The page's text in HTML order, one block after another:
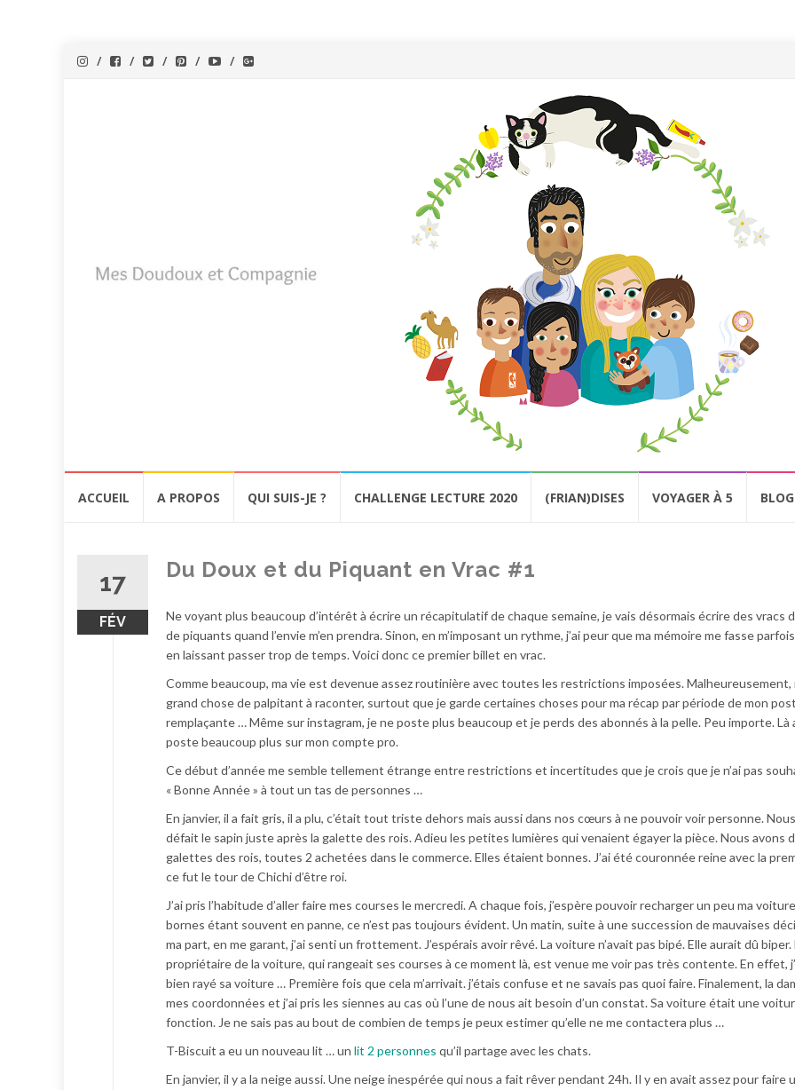
ACCUEIL A PROPOS QUI SUIS-JE ? CHALLENGE LECTURE 2020 (FRIAN)DISES VOYAGER À 5
17
FÉV
Du Doux et du Piquant en Vrac #1
Ne voyant plus beaucoup d’intérêt à écrire un récapitulatif de chaque semaine, je vais désormais écrire des vracs
de piquants quand l’envie m’en prendra. Sinon, en m’imposant un rythme, j’ai peur que ma mémoire me fasse
en laissant passer trop de temps. Voici donc ce premier billet en vrac.
Comme beaucoup, ma vie est devenue assez routinière avec toutes les restrictions imposées. Malheureusement,
grand chose de palpitant à raconter, surtout que je garde certaines choses pour ma récap par période de mon
remplaçante … Même sur instagram, je ne poste plus beaucoup et je perds des abonnés à la pelle. Peu importe. Là
poste beaucoup plus sur mon compte pro.
Ce début d’année me semble tellement étrange entre restrictions et incertitudes que je crois que je n’ai pas
« Bonne Année » à tout un tas de personnes …
En janvier, il a fait gris, il a plu, c’était tout triste dehors mais aussi dans nos cœurs à ne pouvoir voir personne.
défait le sapin juste après la galette des rois. Adieu les petites lumières qui venaient égayer la pièce. Nous avons
galettes des rois, toutes 2 achetées dans le commerce. Elles étaient bonnes. J’ai été couronnée reine avec la
ce fut le tour de Chichi d’être roi.
J’ai pris l’habitude d’aller faire mes courses le mercredi. A chaque fois, j’espère pouvoir recharger un peu ma
bornes étant souvent en panne, ce n’est pas toujours évident. Un matin, suite à une succession de mauvaises
ma part, en me garant, j’ai senti un frottement. J’espérais avoir rêvé. La voiture n’avait pas bipé. Elle aurait dû biper.
propriétaire de la voiture, qui rangeait ses courses à ce moment là, est venue me voir pas très contente. En effet,
bien rayé sa voiture … Première fois que cela m’arrivait. j’étais confuse et ne savais pas quoi faire. Finalement, la
mes coordonnées et j’ai pris les siennes au cas où l’une de nous ait besoin d’un constat. Sa voiture était une
fonction. Je ne sais pas au bout de combien de temps je peux estimer qu’elle ne me contactera plus …
T-Biscuit a eu un nouveau lit … un lit 2 personnes qu’il partage avec les chats.
En janvier, il y a la neige aussi. Une neige inespérée qui nous a fait rêver pendant 24h. Il y en avait assez pour faire